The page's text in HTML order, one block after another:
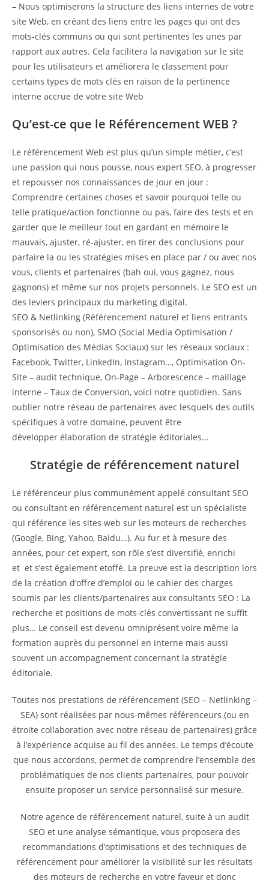
– Nous optimiserons la structure des liens internes de votre
site Web, en créant des liens entre les pages qui ont des
mots-clés communs ou qui sont pertinentes les unes par
rapport aux autres. Cela facilitera la navigation sur le site
pour les utilisateurs et améliorera le classement pour
certains types de mots clés en raison de la pertinence
interne accrue de votre site Web
Qu’est-ce que le Référencement WEB ?
Le référencement Web est plus qu’un simple métier, c’est
une passion qui nous pousse, nous expert SEO, à progresser
et repousser nos connaissances de jour en jour :
Comprendre certaines choses et savoir pourquoi telle ou
telle pratique/action fonctionne ou pas, faire des tests et en
garder que le meilleur tout en gardant en mémoire le
mauvais, ajuster, ré-ajuster, en tirer des conclusions pour
parfaire la ou les stratégies mises en place par / ou avec nos
vous, clients et partenaires (bah oui, vous gagnez, nous
gagnons) et même sur nos projets personnels. Le SEO est un
des leviers principaux du marketing digital.
SEO & Netlinking (Référencement naturel et liens entrants
sponsorisés ou non), SMO (Social Media Optimisation /
Optimisation des Médias Sociaux) sur les réseaux sociaux :
Facebook, Twitter, LinkedIn, Instagram…, Optimisation On-
Site – audit technique, On-Page – Arborescence – maillage
interne – Taux de Conversion, voici notre quotidien. Sans
oublier notre réseau de partenaires avec lesquels des outils
spécifiques à votre domaine, peuvent être
développer élaboration de stratégie éditoriales…
Stratégie de référencement naturel
Le référenceur plus communément appelé consultant SEO
ou consultant en référencement naturel est un spécialiste
qui référence les sites web sur les moteurs de recherches
(Google, Bing, Yahoo, Baidu…). Au fur et à mesure des
années, pour cet expert, son rôle s’est diversifié, enrichi
et et s’est également etoffé. La preuve est la description lors
de la création d’offre d’emploi ou le cahier des charges
soumis par les clients/partenaires aux consultants SEO : La
recherche et positions de mots-clés convertissant ne suffit
plus… Le conseil est devenu omniprésent voire même la
formation auprès du personnel en interne mais aussi
souvent un accompagnement concernant la stratégie
éditoriale.
Toutes nos prestations de référencement (SEO – Netlinking –
SEA) sont réalisées par nous-mêmes référenceurs (ou en
étroite collaboration avec notre réseau de partenaires) grâce
à l’expérience acquise au fil des années. Le temps d’écoute
que nous accordons, permet de comprendre l’ensemble des
problématiques de nos clients partenaires, pour pouvoir
ensuite proposer un service personnalisé sur mesure.
Notre agence de référencement naturel, suite à un audit
SEO et une analyse sémantique, vous proposera des
recommandations d’optimisations et des techniques de
référencement pour améliorer la visibilité sur les résultats
des moteurs de recherche en votre faveur et donc